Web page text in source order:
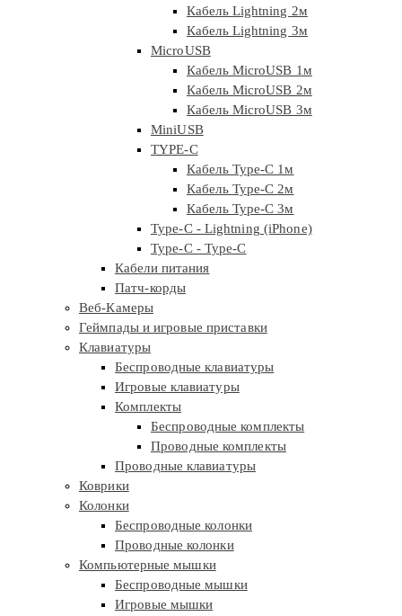
Кабель Lightning 2м
Кабель Lightning 3м
MicroUSB
Кабель MicroUSB 1м
Кабель MicroUSB 2м
Кабель MicroUSB 3м
MiniUSB
TYPE-C
Кабель Type-C 1м
Кабель Type-C 2м
Кабель Type-C 3м
Type-C - Lightning (iPhone)
Type-C - Type-C
Кабели питания
Патч-корды
Веб-Камеры
Геймпады и игровые приставки
Клавиатуры
Беспроводные клавиатуры
Игровые клавиатуры
Комплекты
Беспроводные комплекты
Проводные комплекты
Проводные клавиатуры
Коврики
Колонки
Беспроводные колонки
Проводные колонки
Компьютерные мышки
Беспроводные мышки
Игровые мышки